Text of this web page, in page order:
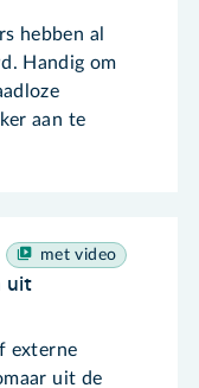
hebben al
Handig om
aan te
met video
uit
externe
uit de